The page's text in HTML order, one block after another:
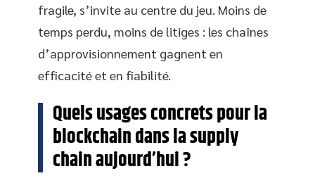
fragile, s’invite au centre du jeu. Moins de
temps perdu, moins de litiges : les chaînes
d’approvisionnement gagnent en
efficacité et en fiabilité.
Quels usages concrets pour la
blockchain dans la supply
chain aujourd’hui ?